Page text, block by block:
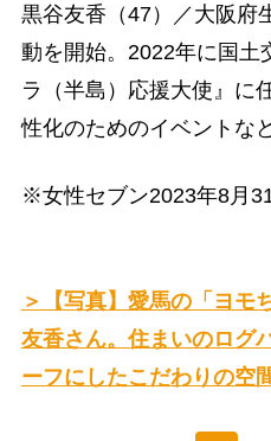
黒谷友香（47）／大阪府
動を開始。2022年に国土
ラ（半島）応援大使』に
性化のためのイベントな
※女性セブン2023年8月
＞【写真】愛馬の「ヨモ
友香さん。住まいのログ
ーフにしたこだわりの空